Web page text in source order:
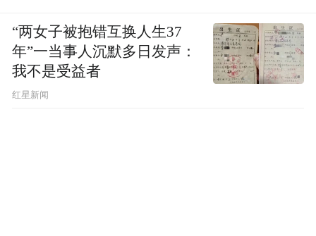
“两女子被抱错互换人生37
年”一当事人沉默多日发声：
我不是受益者
红星新闻